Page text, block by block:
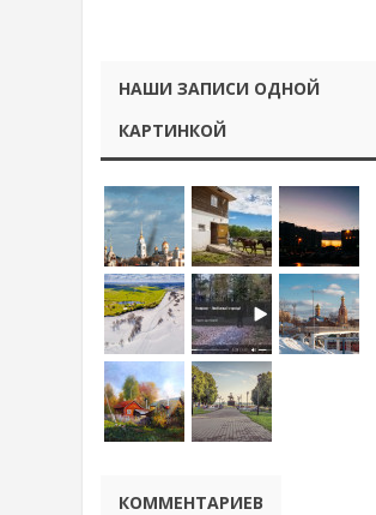
НАШИ ЗАПИСИ ОДНОЙ
КАРТИНКОЙ
КОММЕНТАРИЕВ